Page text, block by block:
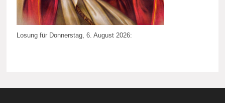
Losung für Donnerstag, 6. August 2026: